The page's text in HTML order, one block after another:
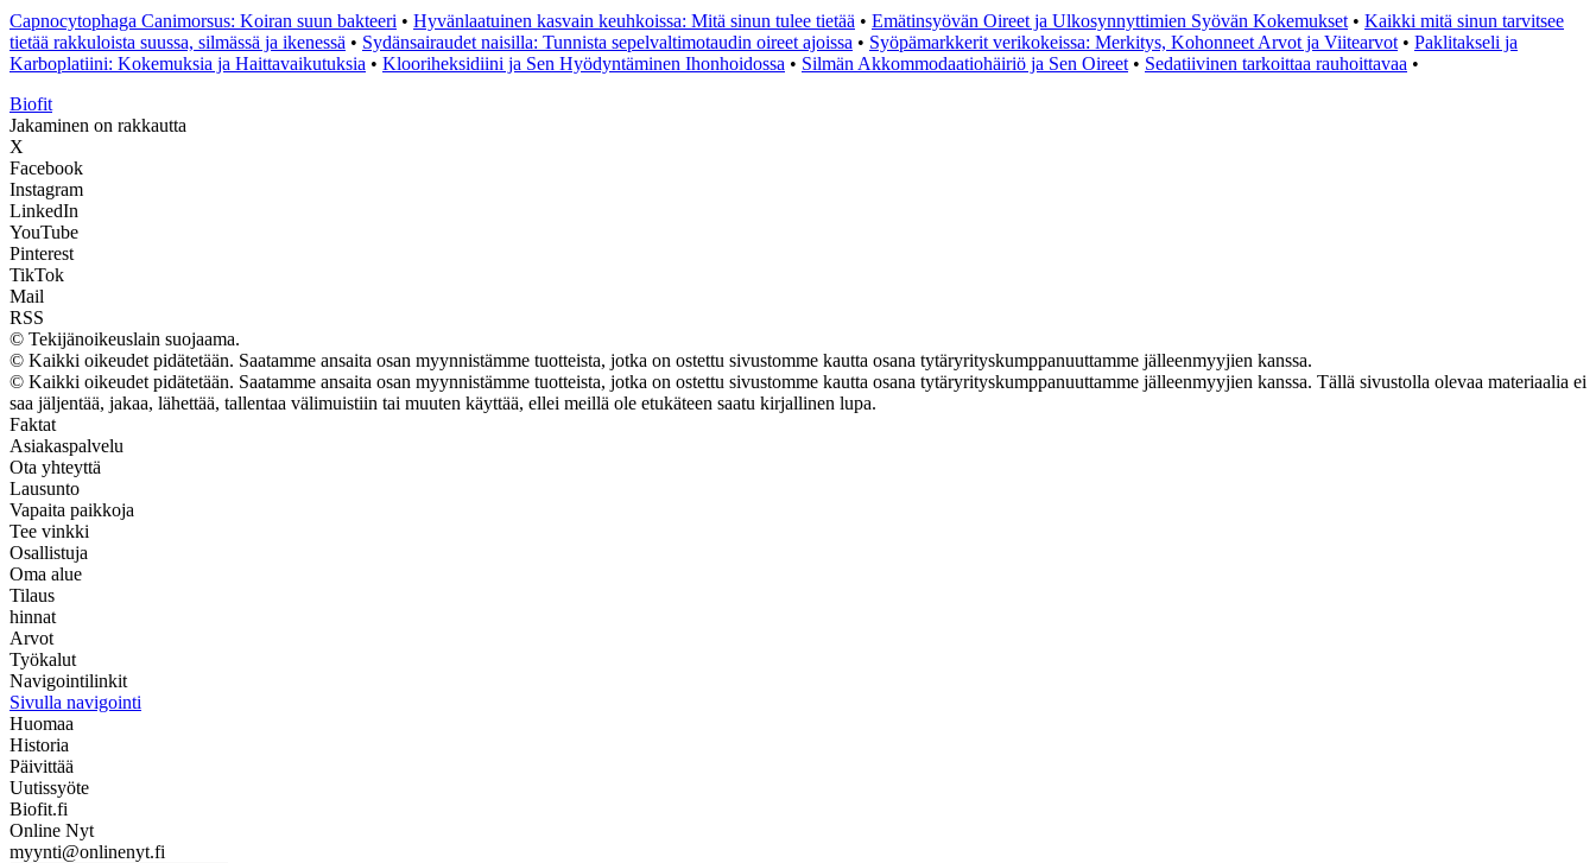
Capnocytophaga Canimorsus: Koiran suun bakteeri • Hyvänlaatuinen kasvain keuhkoissa: Mitä sinun tulee tietää • Emätinsyövän Oireet ja Ulkosynnyttimien Syövän Kokemukset • Kaikki mitä sinun tarvitsee
tietää rakkuloista suussa, silmässä ja ikenessä • Sydänsairaudet naisilla: Tunnista sepelvaltimotaudin oireet ajoissa • Syöpämarkkerit verikokeissa: Merkitys, Kohonneet Arvot ja Viitearvot • Paklitakseli ja
Karboplatiini: Kokemuksia ja Haittavaikutuksia • Klooriheksidiini ja Sen Hyödyntäminen Ihonhoidossa • Silmän Akkommodaatiohäiriö ja Sen Oireet • Sedatiivinen tarkoittaa rauhoittavaa •
Biofit
Jakaminen on rakkautta
X
Facebook
Instagram
LinkedIn
YouTube
Pinterest
TikTok
Mail
RSS
© Tekijänoikeuslain suojaama.
© Kaikki oikeudet pidätetään. Saatamme ansaita osan myynnistämme tuotteista, jotka on ostettu sivustomme kautta osana tytäryrityskumppanuuttamme jälleenmyyjien kanssa.
© Kaikki oikeudet pidätetään. Saatamme ansaita osan myynnistämme tuotteista, jotka on ostettu sivustomme kautta osana tytäryrityskumppanuuttamme jälleenmyyjien kanssa. Tällä sivustolla olevaa materiaalia ei
saa jäljentää, jakaa, lähettää, tallentaa välimuistiin tai muuten käyttää, ellei meillä ole etukäteen saatu kirjallinen lupa.
Faktat
Asiakaspalvelu
Ota yhteyttä
Lausunto
Vapaita paikkoja
Tee vinkki
Osallistuja
Oma alue
Tilaus
hinnat
Arvot
Työkalut
Navigointilinkit
Sivulla navigointi
Huomaa
Historia
Päivittää
Uutissyöte
Biofit.fi
Online Nyt
myynti@onlinenyt.fi